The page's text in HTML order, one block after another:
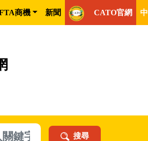
商機 新聞 CATO官網 中
搜尋